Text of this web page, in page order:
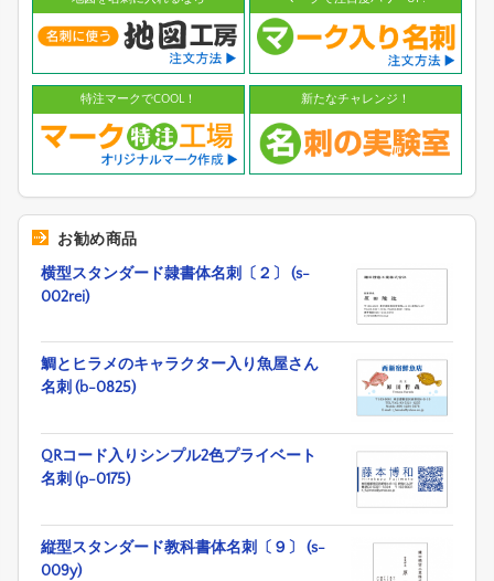
特注マークでCOOL！ 新たなチャレンジ！
お勧め商品
横型スタンダード隷書体名刺〔２〕 (s-
002rei)
鯛とヒラメのキャラクター入り魚屋さん
名刺 (b-0825)
QRコード入りシンプル2色プライベート
名刺 (p-0175)
縦型スタンダード教科書体名刺〔９〕 (s-
009y)